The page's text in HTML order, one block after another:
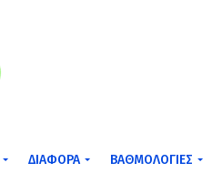
ΔΙΆΦΟΡΑ ΒΑΘΜΟΛΟΓΊΕΣ